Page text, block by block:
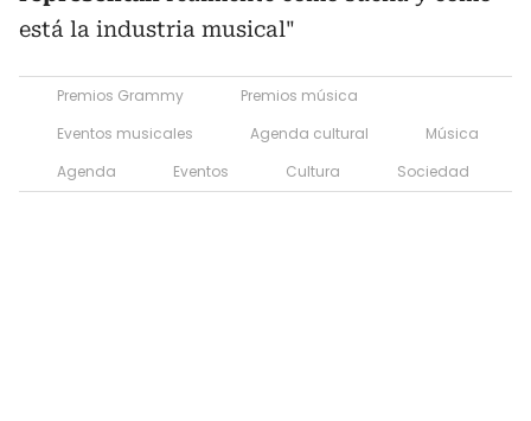
está la industria musical"
Premios Grammy
Premios música
Eventos musicales
Agenda cultural
Música
Agenda
Eventos Cultura Sociedad